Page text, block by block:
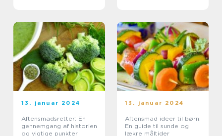
13. januar 2024
Aftensmadsretter: En
gennemgang af historien
og vigtige punkter
13. januar 2024
Aftensmad ideer til børn:
En guide til sunde og
lækre måltider